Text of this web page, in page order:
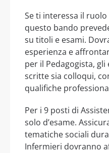
Se ti interessa il
questo bando
su titoli e esami.
esperienza e
per il Pedagogista,
scritte sia colloqui,
qualifiche
Per i 9 posti di
solo d’esame.
tematiche sociali
Infermieri dovranno